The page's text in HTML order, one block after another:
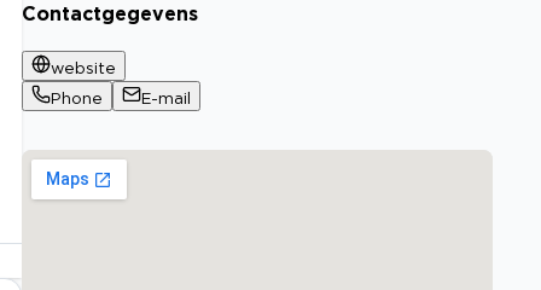
Contactgegevens
website
Phone
E-mail